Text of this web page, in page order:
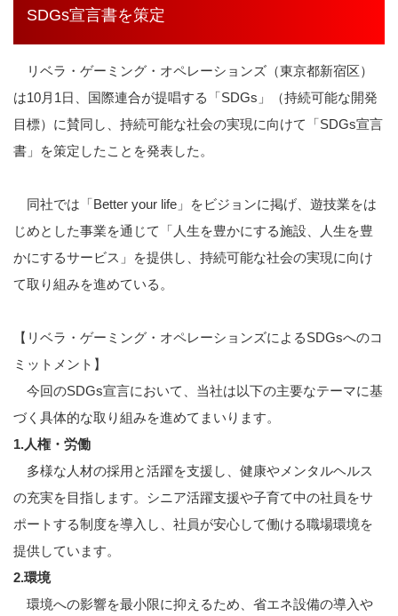
SDGs宣言書を策定
リベラ・ゲーミング・オペレーションズ（東京都新宿区）
は10月1日、国際連合が提唱する「SDGs」（持続可能な開発
目標）に賛同し、持続可能な社会の実現に向けて「SDGs宣言
書」を策定したことを発表した。
同社では「Better your life」をビジョンに掲げ、遊技業をは
じめとした事業を通じて「人生を豊かにする施設、人生を豊
かにするサービス」を提供し、持続可能な社会の実現に向け
て取り組みを進めている。
【リベラ・ゲーミング・オペレーションズによるSDGsへのコ
ミットメント】
今回のSDGs宣言において、当社は以下の主要なテーマに基
づく具体的な取り組みを進めてまいります。
1.人権・労働
多様な人材の採用と活躍を支援し、健康やメンタルヘルス
の充実を目指します。シニア活躍支援や子育て中の社員をサ
ポートする制度を導入し、社員が安心して働ける職場環境を
提供しています。
2.環境
環境への影響を最小限に抑えるため、省エネ設備の導入や